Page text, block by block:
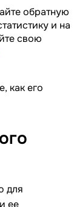
обратную
и на
свою
как его
для
ее